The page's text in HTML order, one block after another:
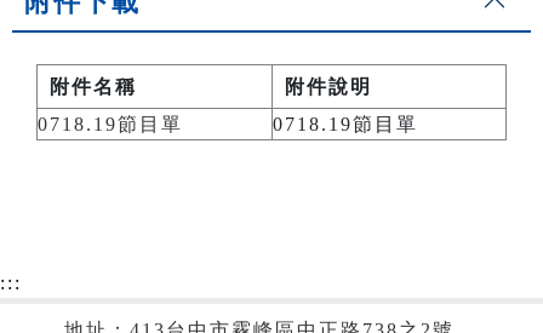
附件名稱
附件說明
0718.19節目單
0718.19節目單
:::